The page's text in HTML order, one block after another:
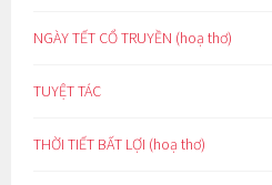
NGÀY TẾT CỔ TRUYỀN (hoạ thơ)
TUYỆT TÁC
THỜI TIẾT BẤT LỢI (hoạ thơ)